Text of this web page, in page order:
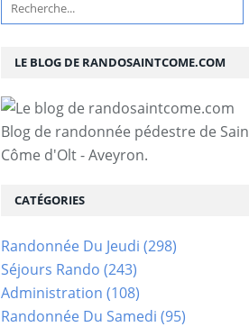
LE BLOG DE RANDOSAINTCOME.COM
Blog de randonnée pédestre de
Côme d'Olt - Aveyron.
CATÉGORIES
Randonnée Du Jeudi (298)
Séjours Rando (243)
Administration (108)
Randonnée Du Samedi (95)